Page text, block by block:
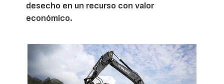
desecho en un recurso con valor
económico.